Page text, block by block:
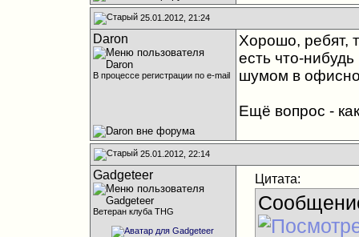
25.01.2012, 21:24
Daron
В процессе регистрации по e-mail
Хорошо, ребят,
есть что-
шумом в
Ещё вопрос -
25.01.2012, 22:14
Gadgeteer
Ветеран клуба THG
Цитата: